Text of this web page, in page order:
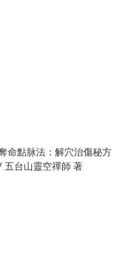
命點脉法：解穴治傷秘方
五台山靈空禪師 著